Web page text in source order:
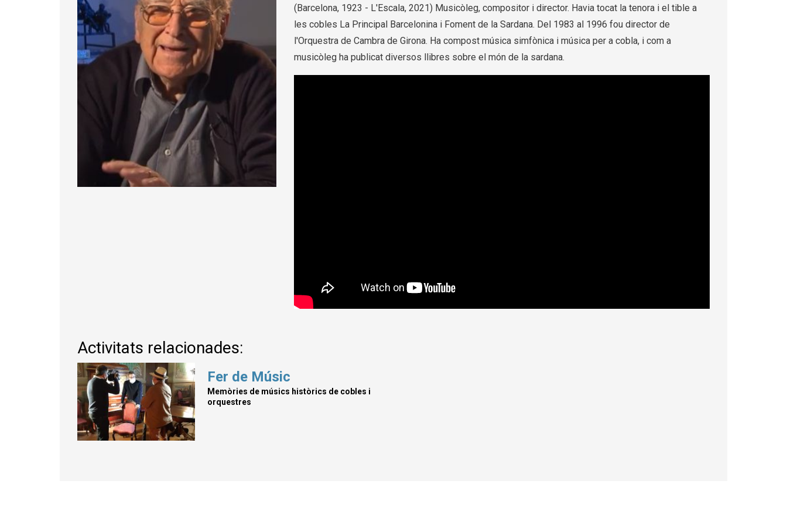
(Barcelona, 1923 - L'Escala, 2021) Musicòleg, compositor i director. Havia tocat la tenora i el tible a
les cobles La Principal Barcelonina i Foment de la Sardana. Del 1983 al 1996 fou director de
l'Orquestra de Cambra de Girona. Ha compost música simfònica i música per a cobla, i com a
musicòleg ha publicat diversos llibres sobre el món de la sardana.
Activitats relacionades:
Fer de Músic
Memòries de músics històrics de cobles i
orquestres